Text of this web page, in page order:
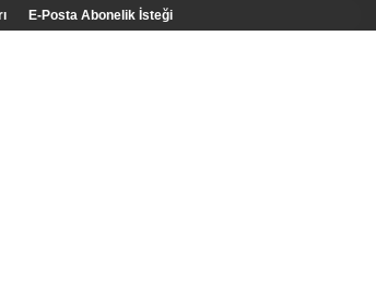
E-Posta Abonelik İsteği